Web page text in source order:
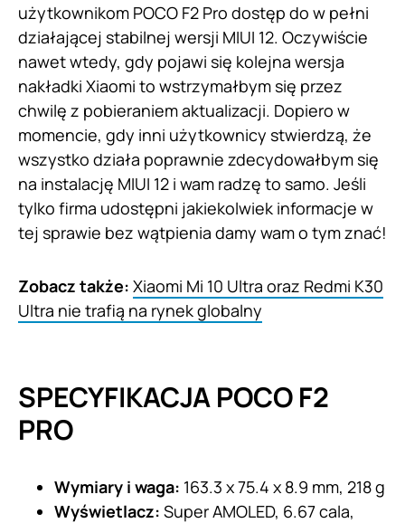
użytkownikom POCO F2 Pro dostęp do w pełni
działającej stabilnej wersji MIUI 12. Oczywiście
nawet wtedy, gdy pojawi się kolejna wersja
nakładki Xiaomi to wstrzymałbym się przez
chwilę z pobieraniem aktualizacji. Dopiero w
momencie, gdy inni użytkownicy stwierdzą, że
wszystko działa poprawnie zdecydowałbym się
na instalację MIUI 12 i wam radzę to samo. Jeśli
tylko firma udostępni jakiekolwiek informacje w
tej sprawie bez wątpienia damy wam o tym znać!
Zobacz także: Xiaomi Mi 10 Ultra oraz Redmi K30
Ultra nie trafią na rynek globalny
SPECYFIKACJA POCO F2
PRO
Wymiary i waga: 163.3 x 75.4 x 8.9 mm, 218 g
Wyświetlacz: Super AMOLED, 6.67 cala,